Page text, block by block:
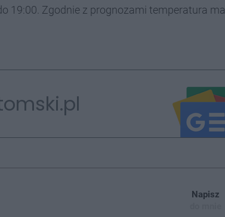
19:00. Zgodnie z prognozami temperatura ma
Napisz